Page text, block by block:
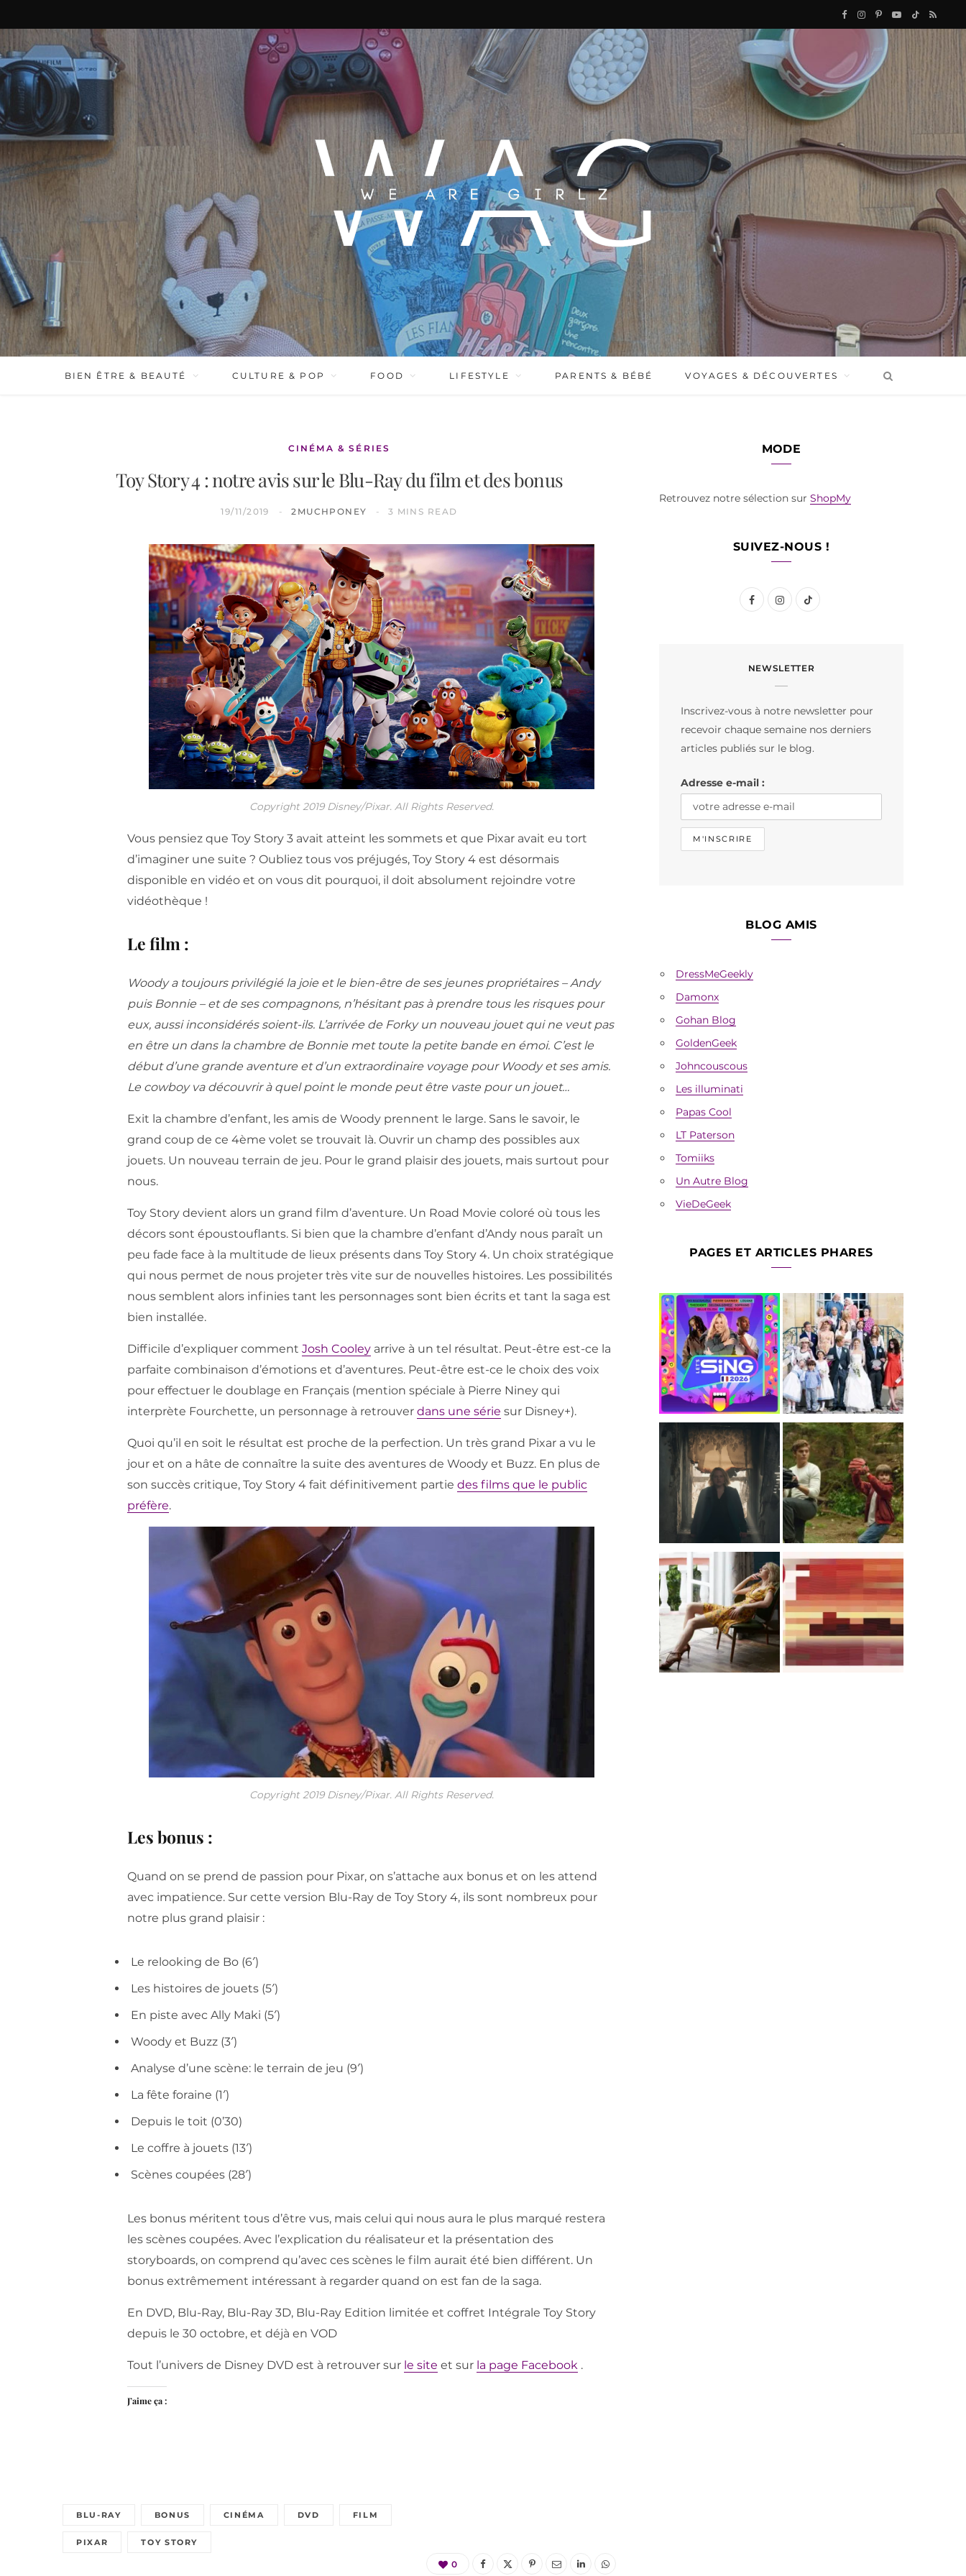
F
c
o
k
I
s
g
a
P
r
Y
b
e
T
k
R
BIEN ÊTRE & BEAUTÉ CULTURE & POP FOOD LIFESTYLE PARENTS & BÉBÉ VOYAGES & DÉCOUVERTES
CINÉMA & SÉRIES
Toy Story 4 : notre avis sur le Blu-Ray du film et des bonus
19/11/2019 2MUCHPONEY 3 MINS READ
Copyright 2019 Disney/Pixar. All Rights Reserved.
Vous pensiez que Toy Story 3 avait atteint les sommets et que Pixar avait eu tort
d’imaginer une suite ? Oubliez tous vos préjugés, Toy Story 4 est désormais
disponible en vidéo et on vous dit pourquoi, il doit absolument rejoindre votre
vidéothèque !
Le film :
Woody a toujours privilégié la joie et le bien-être de ses jeunes propriétaires – Andy
puis Bonnie – et de ses compagnons, n’hésitant pas à prendre tous les risques pour
eux, aussi inconsidérés soient-ils. L’arrivée de Forky un nouveau jouet qui ne veut pas
en être un dans la chambre de Bonnie met toute la petite bande en émoi. C’est le
début d’une grande aventure et d’un extraordinaire voyage pour Woody et ses amis.
Le cowboy va découvrir à quel point le monde peut être vaste pour un jouet…
Exit la chambre d’enfant, les amis de Woody prennent le large. Sans le savoir, le
grand coup de ce 4ème volet se trouvait là. Ouvrir un champ des possibles aux
jouets. Un nouveau terrain de jeu. Pour le grand plaisir des jouets, mais surtout pour
nous.
Toy Story devient alors un grand film d’aventure. Un Road Movie coloré où tous les
décors sont époustouflants. Si bien que la chambre d’enfant d’Andy nous paraît un
peu fade face à la multitude de lieux présents dans Toy Story 4. Un choix stratégique
qui nous permet de nous projeter très vite sur de nouvelles histoires. Les possibilités
nous semblent alors infinies tant les personnages sont bien écrits et tant la saga est
bien installée.
Difficile d’expliquer comment Josh Cooley arrive à un tel résultat. Peut-être est-ce la
parfaite combinaison d’émotions et d’aventures. Peut-être est-ce le choix des voix
pour effectuer le doublage en Français (mention spéciale à Pierre Niney qui
interprète Fourchette, un personnage à retrouver dans une série sur Disney+).
Quoi qu’il en soit le résultat est proche de la perfection. Un très grand Pixar a vu le
jour et on a hâte de connaître la suite des aventures de Woody et Buzz. En plus de
son succès critique, Toy Story 4 fait définitivement partie des films que le public
préfère.
Copyright 2019 Disney/Pixar. All Rights Reserved.
Les bonus :
Quand on se prend de passion pour Pixar, on s’attache aux bonus et on les attend
avec impatience. Sur cette version Blu-Ray de Toy Story 4, ils sont nombreux pour
notre plus grand plaisir :
Le relooking de Bo (6′)
Les histoires de jouets (5′)
En piste avec Ally Maki (5′)
Woody et Buzz (3′)
Analyse d’une scène: le terrain de jeu (9′)
La fête foraine (1′)
Depuis le toit (0’30)
Le coffre à jouets (13′)
Scènes coupées (28′)
Les bonus méritent tous d’être vus, mais celui qui nous aura le plus marqué restera
les scènes coupées. Avec l’explication du réalisateur et la présentation des
storyboards, on comprend qu’avec ces scènes le film aurait été bien différent. Un
bonus extrêmement intéressant à regarder quand on est fan de la saga.
En DVD, Blu-Ray, Blu-Ray 3D, Blu-Ray Edition limitée et coffret Intégrale Toy Story
depuis le 30 octobre, et déjà en VOD
Tout l’univers de Disney DVD est à retrouver sur le site et sur la page Facebook .
J’aime ça :
BLU-RAY BONUS CINÉMA DVD FILM
PIXAR TOY STORY
0
MODE
Retrouvez notre sélection sur ShopMy
SUIVEZ-NOUS !
F
e
o
I
t
r
m
T
T
NEWSLETTER
Inscrivez-vous à notre newsletter pour
recevoir chaque semaine nos derniers
articles publiés sur le blog.
Adresse e-mail :
BLOG AMIS
DressMeGeekly
Damonx
Gohan Blog
GoldenGeek
Johncouscous
Les illuminati
Papas Cool
LT Paterson
Tomiiks
Un Autre Blog
VieDeGeek
PAGES ET ARTICLES PHARES